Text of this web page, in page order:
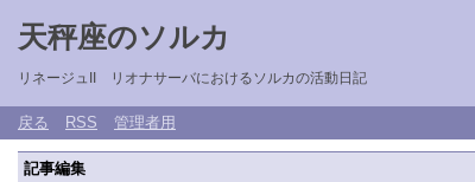
天秤座のソルカ
リネージュII リオナサーバにおけるソルカの活動日記
戻る RSS 管理者用
記事編集